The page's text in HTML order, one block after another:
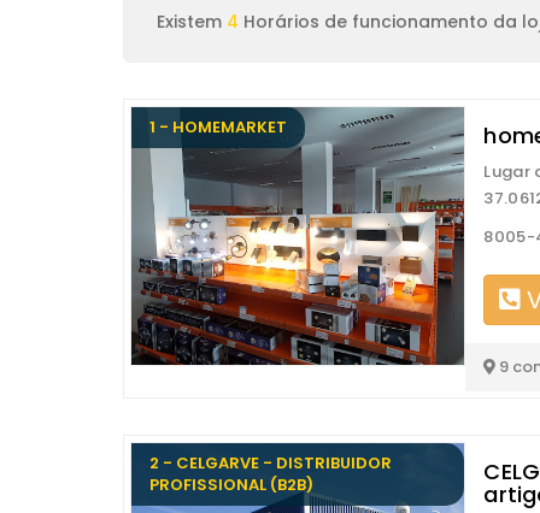
Existem 4 Horários de funcionamento da
1 - HOMEMARKET
Lugar
8005-
9
2 - CELGARVE - DISTRIBUIDOR
PROFISSIONAL (B2B)